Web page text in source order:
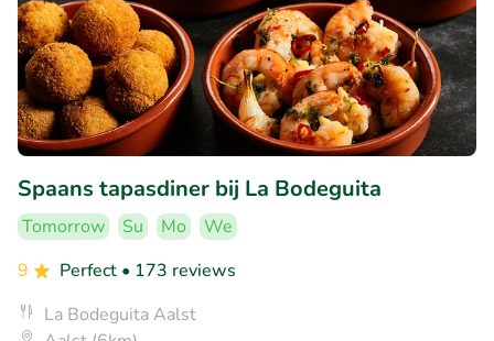
Spaans tapasdiner bij La Bodeguita
Tomorrow Su Mo
We
9
Perfect • 173 reviews
La Bodeguita Aalst